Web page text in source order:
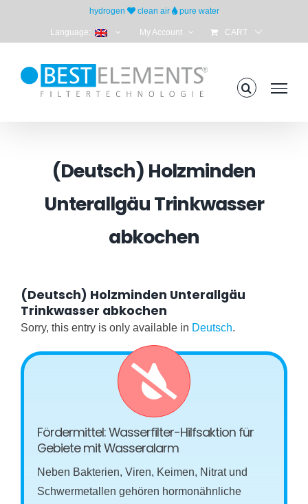
hydrogen clean air pure water
Language: My Account CART
(Deutsch) Holzminden
Unterallgäu Trinkwasser
abkochen
(Deutsch) Holzminden Unterallgäu
Trinkwasser abkochen
Sorry, this entry is only available in Deutsch.
Fördermittel: Wasserfilter-Hilfsaktion für
Gebiete mit Wasseralarm
Neben Bakterien, Viren, Keimen, Nitrat und
Schwermetallen gehören hormonähnliche